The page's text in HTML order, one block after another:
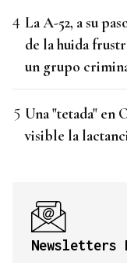
La A-52, a su
de la huida
un grupo
Una "tetada" en
visible la
Newsletters